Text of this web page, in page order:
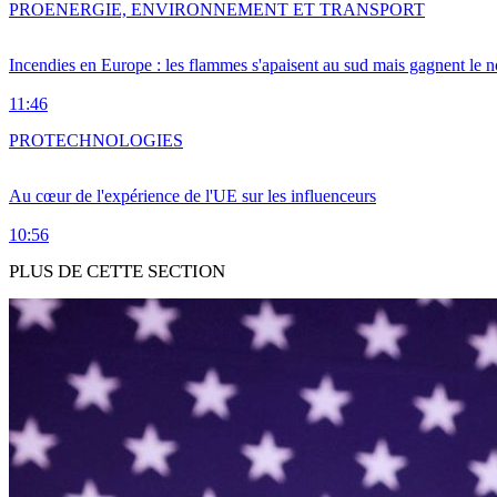
Incendies en Europe : les flammes s'apaisent au sud mais gagnent le
11:46
PROENERGIE, ENVIRONNEMENT ET TRANSPORT
Au cœur de l'expérience de l'UE sur les influenceurs
10:56
PROTECHNOLOGIES
PLUS DE CETTE SECTION